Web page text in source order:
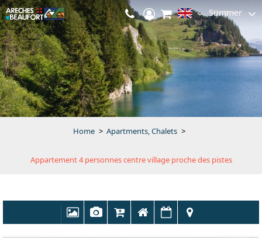
Summer
Home > Apartments, Chalets >
Appartement 4 personnes centre village proche des pistes